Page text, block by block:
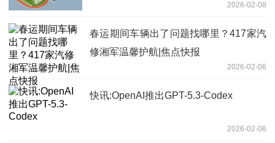
2026-02-08
春运期间车辆出了问题找哪里？417家汽
修湘军温馨护航|焦点快报
2026-02-06
快讯:OpenAI推出GPT-5.3-Codex
2026-02-06